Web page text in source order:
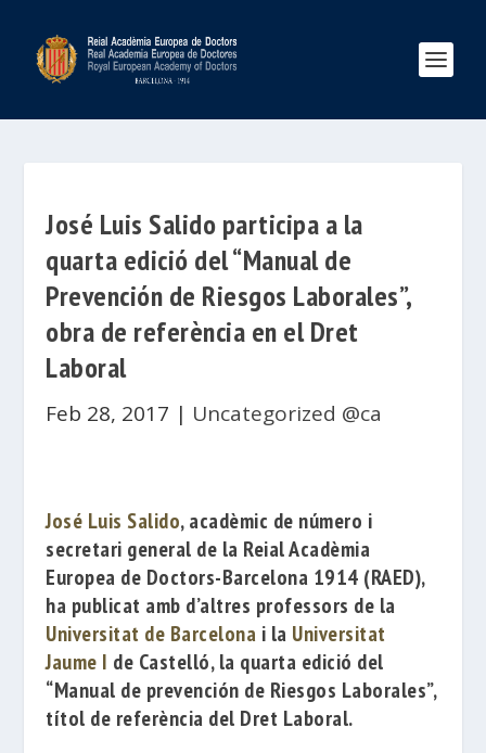
José Luis Salido participa a la
quarta edició del “Manual de
Prevención de Riesgos Laborales”,
obra de referència en el Dret
Laboral
Feb 28, 2017 | Uncategorized @ca
José Luis Salido, acadèmic de número i
secretari general de la ReialAcadèmia
Europea de Doctors-Barcelona 1914 (RAED),
ha publicat amb d’altres professors de la
Universitat de Barcelona i la Universitat
Jaume I de Castelló, la quarta edició del
“Manual de prevención de Riesgos Laborales”,
títol de referència del Dret Laboral.